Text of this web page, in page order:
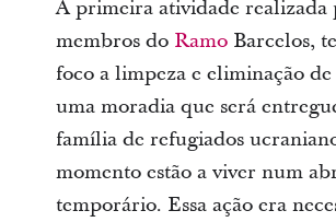
A primeira atividade realizada
membros do RamoBarcelos,
foco a limpeza e eliminação
uma moradia que será
família de refugiados
momento estão a viver num
temporário. Essa ação era